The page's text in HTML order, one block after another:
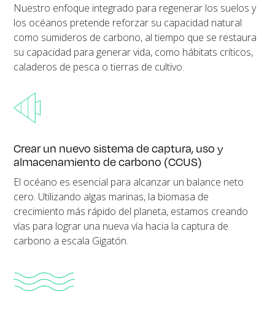
Nuestro enfoque integrado para regenerar los suelos y
los océanos pretende reforzar su capacidad natural
como sumideros de carbono, al tiempo que se restaura
su capacidad para generar vida, como hábitats críticos,
caladeros de pesca o tierras de cultivo.
Crear un nuevo sistema de captura, uso y
almacenamiento de carbono (CCUS)
El océano es esencial para alcanzar un balance neto
cero. Utilizando algas marinas, la biomasa de
crecimiento más rápido del planeta, estamos creando
vías para lograr una nueva vía hacia la captura de
carbono a escala Gigatón.